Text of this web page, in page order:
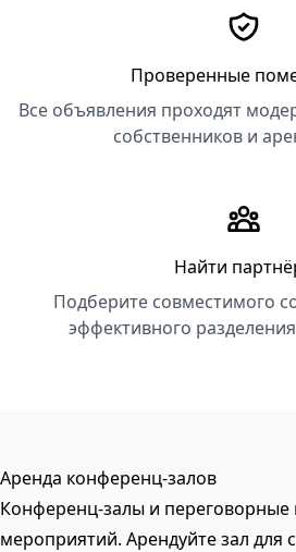
Проверенные
Все объявления проходят
собственников и
Найти
Подберите совместимого
эффективного
Аренда конференц-залов
Конференц-залы и переговорные
мероприятий. Арендуйте зал для